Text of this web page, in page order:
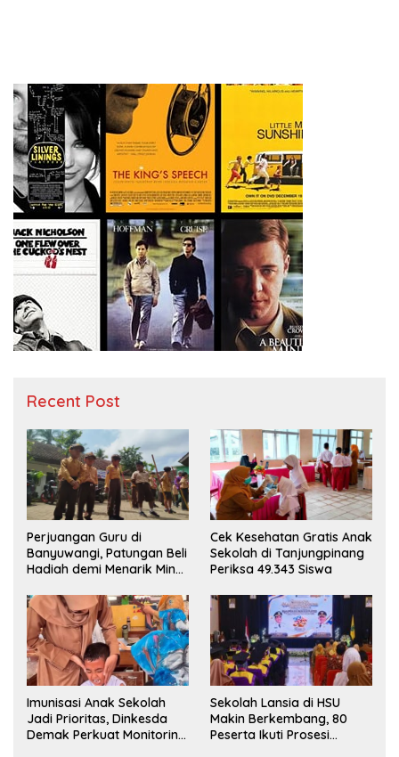
Recent Post
Perjuangan Guru di
Banyuwangi, Patungan Beli
Hadiah demi Menarik Minat
Cek Kesehatan Gratis Anak
Sekolah di Tanjungpinang
Periksa 49.343 Siswa
Imunisasi Anak Sekolah
Jadi Prioritas, Dinkesda
Demak Perkuat Monitoring
Sekolah Lansia di HSU
Makin Berkembang, 80
Peserta Ikuti Prosesi